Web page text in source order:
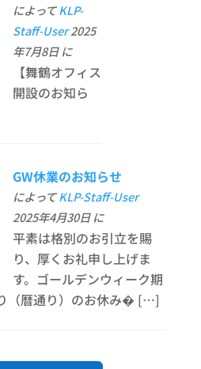
によってKLP-
Staff-User2025
年7月8日 に
【舞鶴オフィス
開設のお知ら
GW休業のお知らせ
によってKLP-Staff-User
2025年4月30日 に
平素は格別のお引立を賜
り、厚くお礼申し上げま
す。ゴールデンウィーク期
（暦通り）のお休み� […]